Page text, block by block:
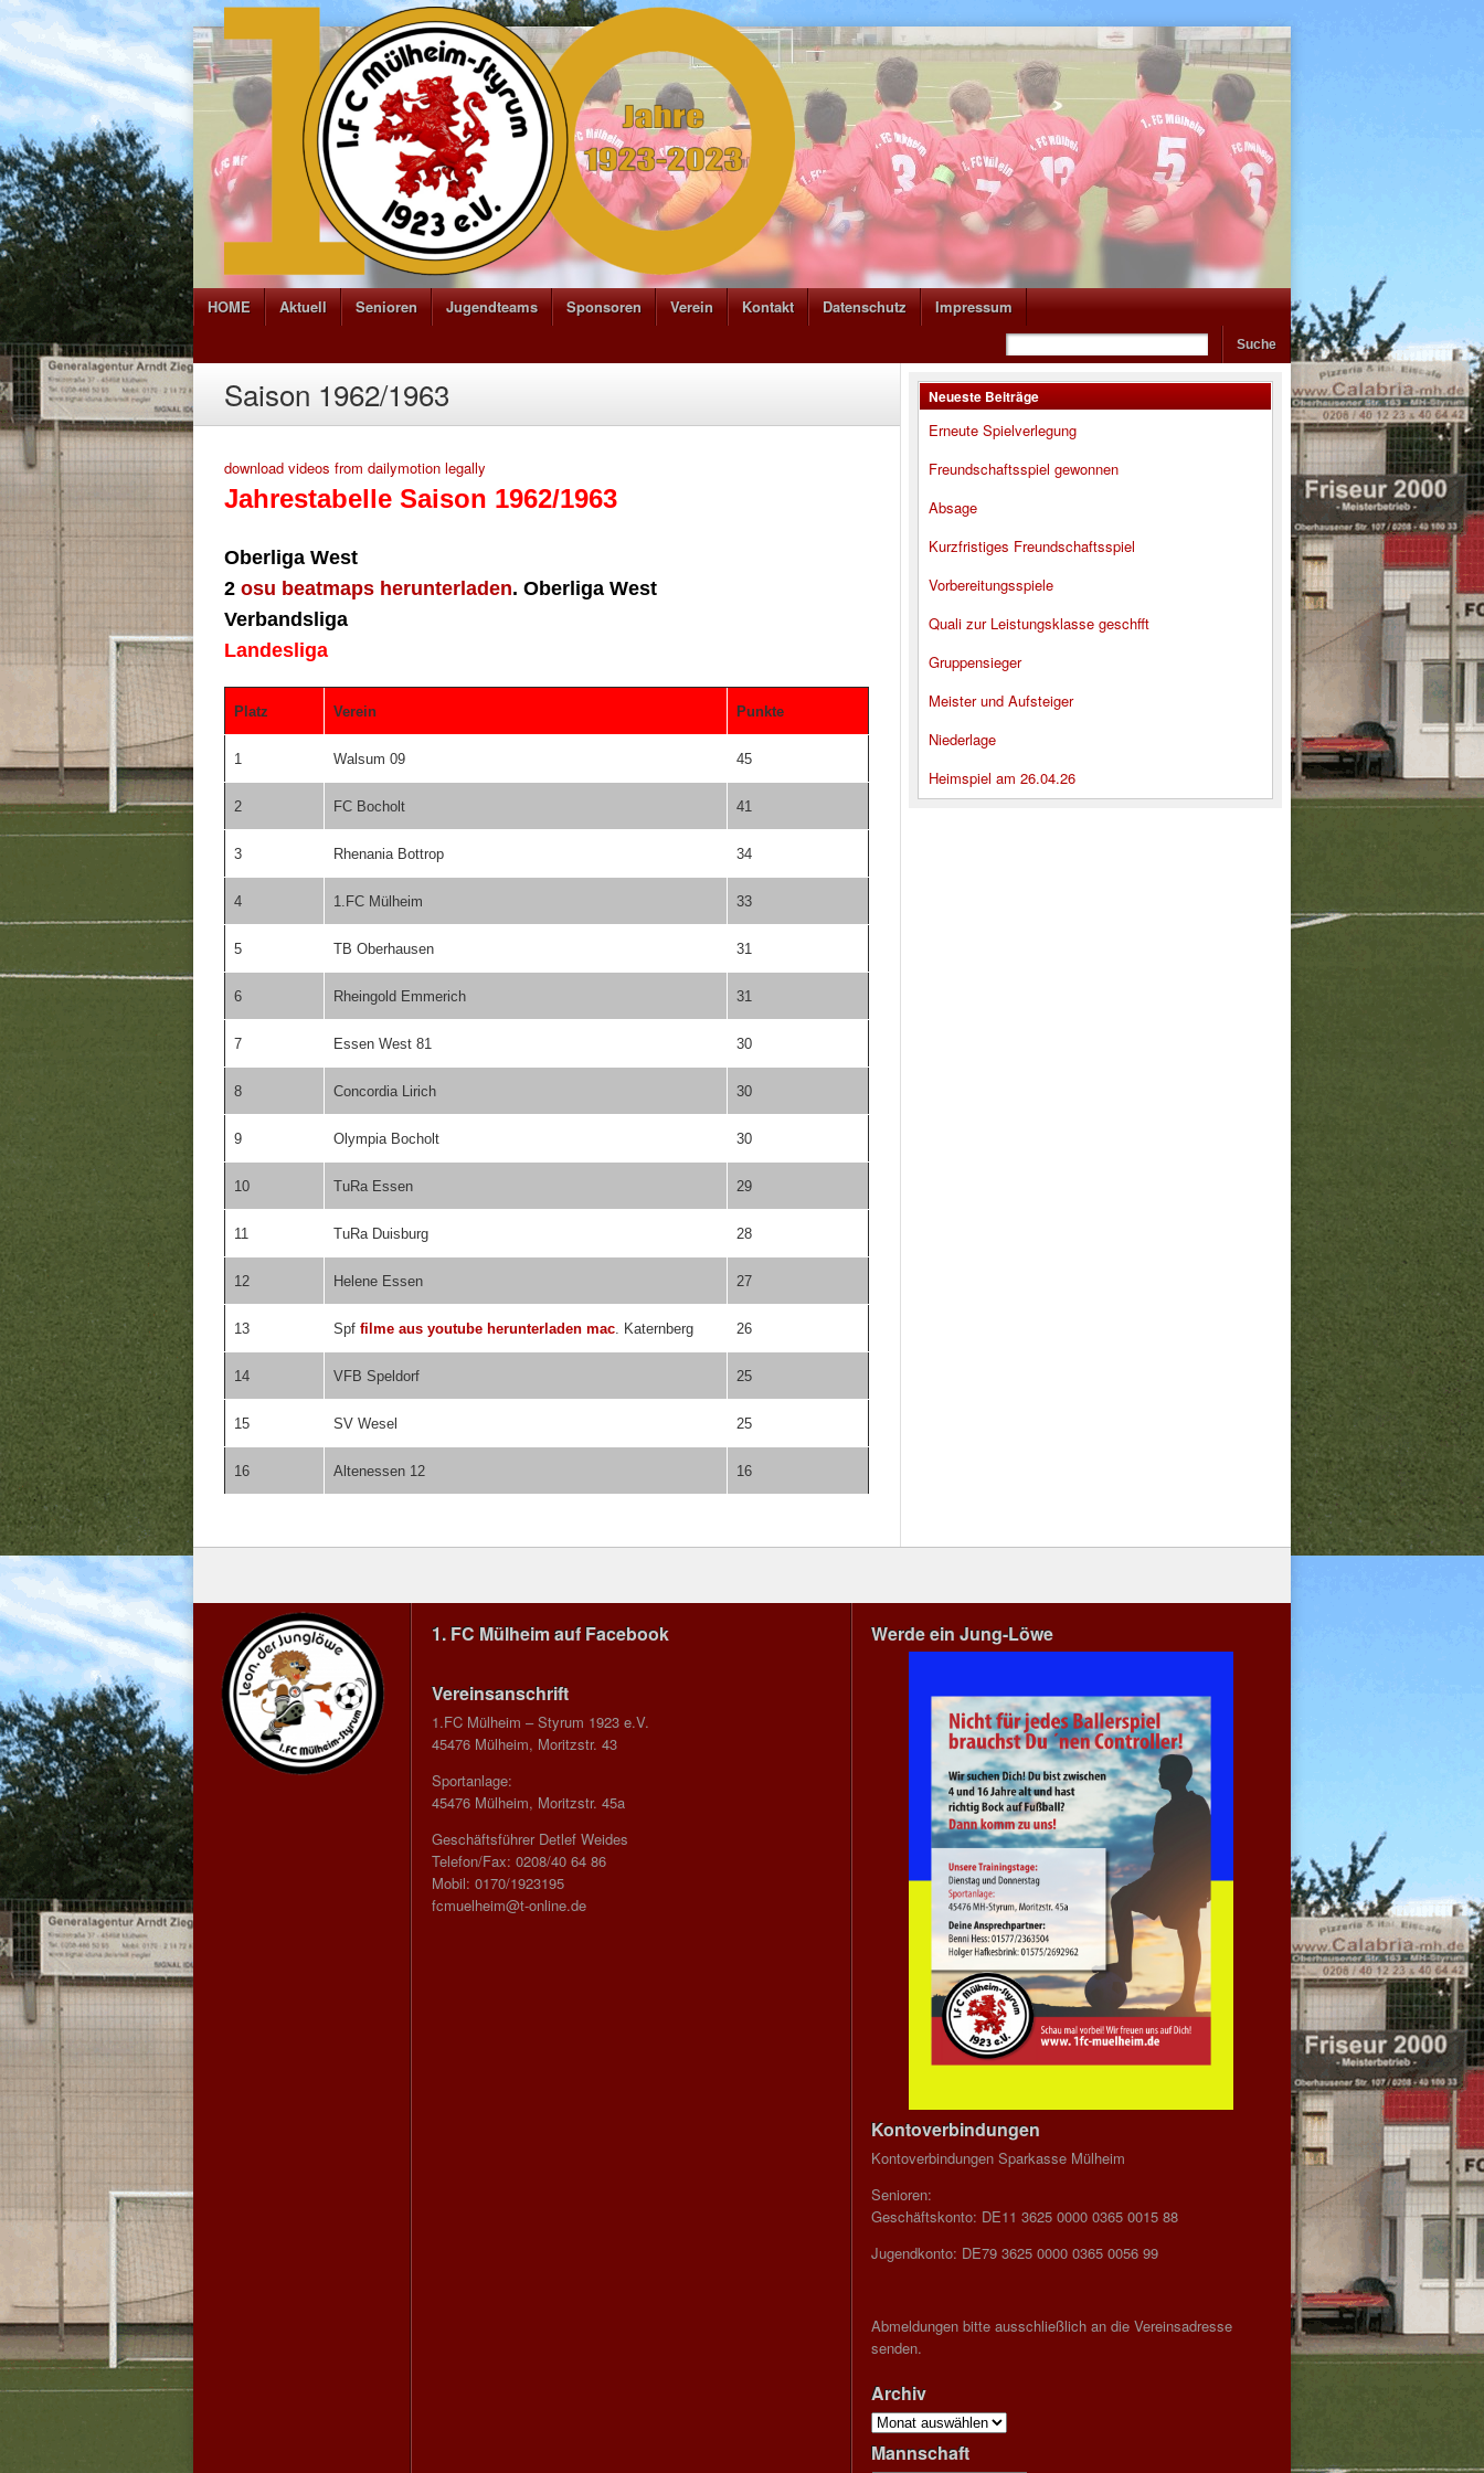
HOME Aktuell Senioren Jugendteams Sponsoren Verein Kontakt Datenschutz Impressum
Saison 1962/1963
download videos from dailymotion legally
Jahrestabelle Saison 1962/1963
Oberliga West
2 osu beatmaps herunterladen. Oberliga West
Verbandsliga
Landesliga
Platz Verein Punkte
1 Walsum 09 45
2 FC Bocholt 41
3 Rhenania Bottrop 34
4 1.FC Mülheim 33
5 TB Oberhausen 31
6 Rheingold Emmerich 31
7 Essen West 81 30
8 Concordia Lirich 30
9 Olympia Bocholt 30
10 TuRa Essen 29
11 TuRa Duisburg 28
12 Helene Essen 27
13 Spf filme aus youtube herunterladen mac. Katernberg 26
14 VFB Speldorf 25
15 SV Wesel 25
16 Altenessen 12 16
Neueste Beiträge
Erneute Spielverlegung
Freundschaftsspiel gewonnen
Absage
Kurzfristiges Freundschaftsspiel
Vorbereitungsspiele
Quali zur Leistungsklasse geschfft
Gruppensieger
Meister und Aufsteiger
Niederlage
Heimspiel am 26.04.26
1. FC Mülheim auf Facebook
Vereinsanschrift
1.FC Mülheim – Styrum 1923 e.V.
45476 Mülheim, Moritzstr. 43
Sportanlage:
45476 Mülheim, Moritzstr. 45a
Geschäftsführer Detlef Weides
Telefon/Fax: 0208/40 64 86
Mobil: 0170/1923195
fcmuelheim@t-online.de
Werde ein Jung-Löwe
Kontoverbindungen
Kontoverbindungen Sparkasse Mülheim
Senioren:
Geschäftskonto: DE11 3625 0000 0365 0015 88
Jugendkonto: DE79 3625 0000 0365 0056 99
Abmeldungen bitte ausschließlich an die Vereinsadresse
senden.
Archiv
Archiv
Mannschaft